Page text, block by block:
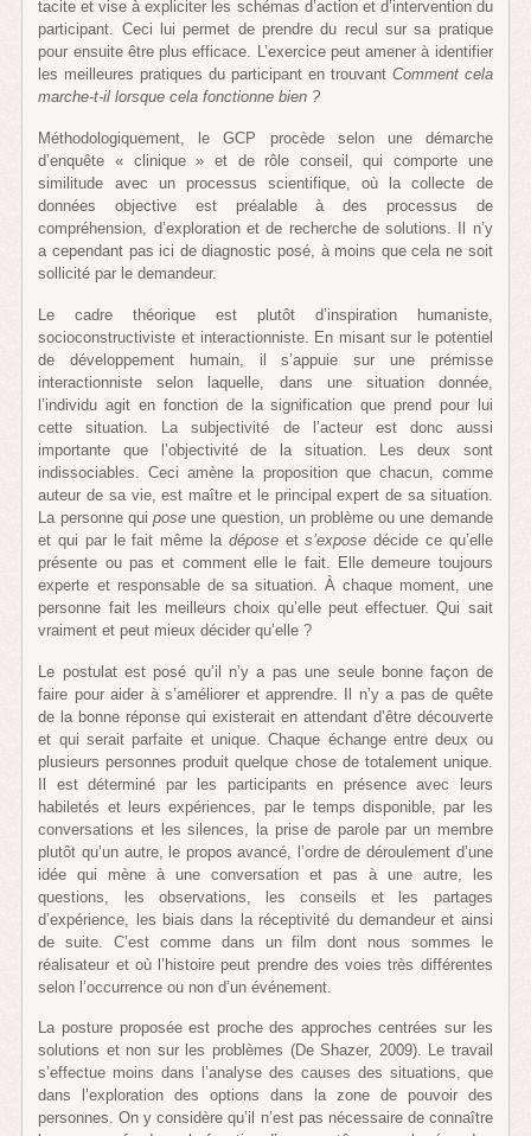
tacite et vise à expliciter les schémas d’action et d’intervention du
participant. Ceci lui permet de prendre du recul sur sa pratique
pour ensuite être plus efficace. L’exercice peut amener à identifier
les meilleures pratiques du participant en trouvant Comment cela
marche-t-il lorsque cela fonctionne bien ?
Méthodologiquement, le GCP procède selon une démarche
d’enquête « clinique » et de rôle conseil, qui comporte une
similitude avec un processus scientifique, où la collecte de
données objective est préalable à des processus de
compréhension, d’exploration et de recherche de solutions. Il n’y
a cependant pas ici de diagnostic posé, à moins que cela ne soit
sollicité par le demandeur.
Le cadre théorique est plutôt d’inspiration humaniste,
socioconstructiviste et interactionniste. En misant sur le potentiel
de développement humain, il s’appuie sur une prémisse
interactionniste selon laquelle, dans une situation donnée,
l’individu agit en fonction de la signification que prend pour lui
cette situation. La subjectivité de l’acteur est donc aussi
importante que l’objectivité de la situation. Les deux sont
indissociables. Ceci amène la proposition que chacun, comme
auteur de sa vie, est maître et le principal expert de sa situation.
La personne quipose une question, un problème ou une demande
et qui par le fait même la déposeets’expose décide ce qu’elle
présente ou pas et comment elle le fait. Elle demeure toujours
experte et responsable de sa situation. À chaque moment, une
personne fait les meilleurs choix qu’elle peut effectuer. Qui sait
vraiment et peut mieux décider qu’elle ?
Le postulat est posé qu’il n’y a pas une seule bonne façon de
faire pour aider à s’améliorer et apprendre. Il n’y a pas de quête
de la bonne réponse qui existerait en attendant d’être découverte
et qui serait parfaite et unique. Chaque échange entre deux ou
plusieurs personnes produit quelque chose de totalement unique.
Il est déterminé par les participants en présence avec leurs
habiletés et leurs expériences, par le temps disponible, par les
conversations et les silences, la prise de parole par un membre
plutôt qu’un autre, le propos avancé, l’ordre de déroulement d’une
idée qui mène à une conversation et pas à une autre, les
questions, les observations, les conseils et les partages
d’expérience, les biais dans la réceptivité du demandeur et ainsi
de suite. C’est comme dans un film dont nous sommes le
réalisateur et où l’histoire peut prendre des voies très différentes
selon l’occurrence ou non d’un événement.
La posture proposée est proche des approches centrées sur les
solutions et non sur les problèmes (De Shazer, 2009). Le travail
s’effectue moins dans l’analyse des causes des situations, que
dans l’exploration des options dans la zone de pouvoir des
personnes. On y considère qu’il n’est pas nécessaire de connaître